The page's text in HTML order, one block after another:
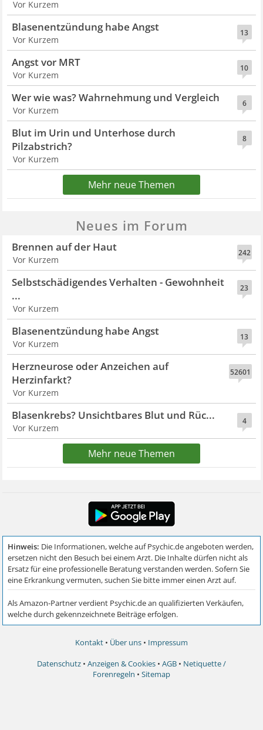
Vor Kurzem
13
Blasenentzündung habe Angst
Vor Kurzem
10
Angst vor MRT
Vor Kurzem
6
Wer wie was? Wahrnehmung und Vergleich
Vor Kurzem
8
Blut im Urin und Unterhose durch
Pilzabstrich?
Vor Kurzem
Mehr neue Themen
Neues im Forum
242
Brennen auf der Haut
Vor Kurzem
23
Selbstschädigendes Verhalten - Gewohnheit
...
Vor Kurzem
13
Blasenentzündung habe Angst
Vor Kurzem
52601
Herzneurose oder Anzeichen auf
Herzinfarkt?
Vor Kurzem
4
Blasenkrebs? Unsichtbares Blut und Rüc...
Vor Kurzem
Mehr neue Themen
Kontakt • Über uns • Impressum
Datenschutz • Anzeigen & Cookies • AGB • Netiquette /
Forenregeln • Sitemap